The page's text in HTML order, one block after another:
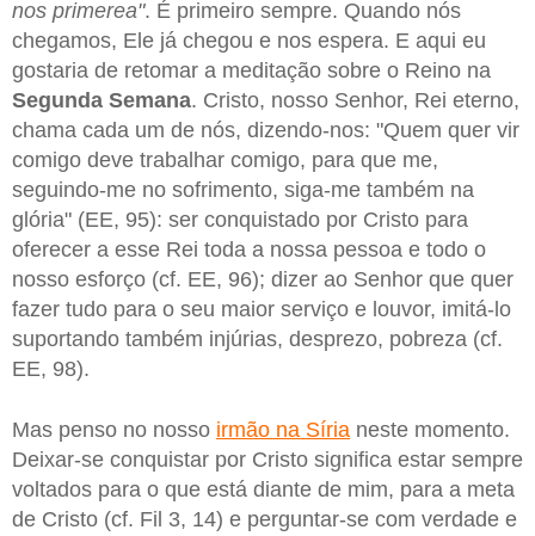
nos primerea". É primeiro sempre. Quando nós
chegamos, Ele já chegou e nos espera. E aqui eu
gostaria de retomar a meditação sobre o Reino na
Segunda Semana. Cristo, nosso Senhor, Rei eterno,
chama cada um de nós, dizendo-nos: "Quem quer vir
comigo deve trabalhar comigo, para que me,
seguindo-me no sofrimento, siga-me também na
glória" (EE, 95): ser conquistado por Cristo para
oferecer a esse Rei toda a nossa pessoa e todo o
nosso esforço (cf. EE, 96); dizer ao Senhor que quer
fazer tudo para o seu maior serviço e louvor, imitá-lo
suportando também injúrias, desprezo, pobreza (cf.
EE, 98).
Mas penso no nosso irmão na Síria neste momento.
Deixar-se conquistar por Cristo significa estar sempre
voltados para o que está diante de mim, para a meta
de Cristo (cf. Fil 3, 14) e perguntar-se com verdade e